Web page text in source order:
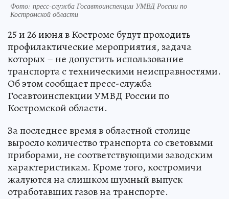
Фото: пресс-служба Госавтоинспекции УМВД России по
Костромской области
25 и 26 июня в Костроме будут проходить
профилактические мероприятия, задача
которых – не допустить использование
транспорта с техническими неисправностями.
Об этом сообщает пресс-служба
Госавтоинспекции УМВД России по
Костромской области.
За последнее время в областной столице
выросло количество транспорта со световыми
приборами, не соответствующими заводским
характеристикам. Кроме того, костромичи
жалуются на слишком шумный выпуск
отработавших газов на транспорте.